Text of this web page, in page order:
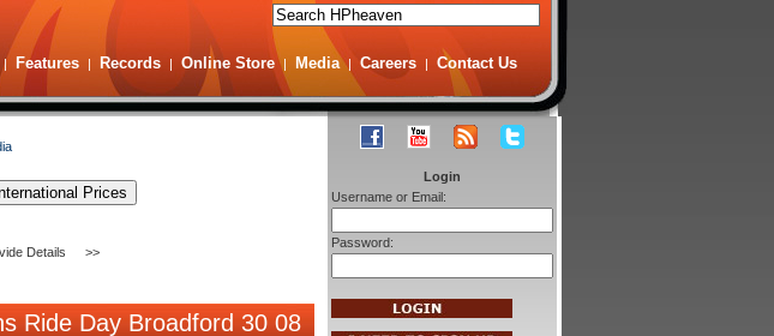
| Features | Records | Online Store | Media | Careers | Contact Us
Prices
Details >>
Ride Day Broadford 30 08
Login
Username or Email:
Password: